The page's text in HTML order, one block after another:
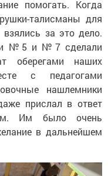
помогать. Когда
талисманы для
за это дело.
№5 и №7 сделали
оберегами наших
с педагогами
нашлемники
прислал в ответ
Им было очень
в дальнейшем